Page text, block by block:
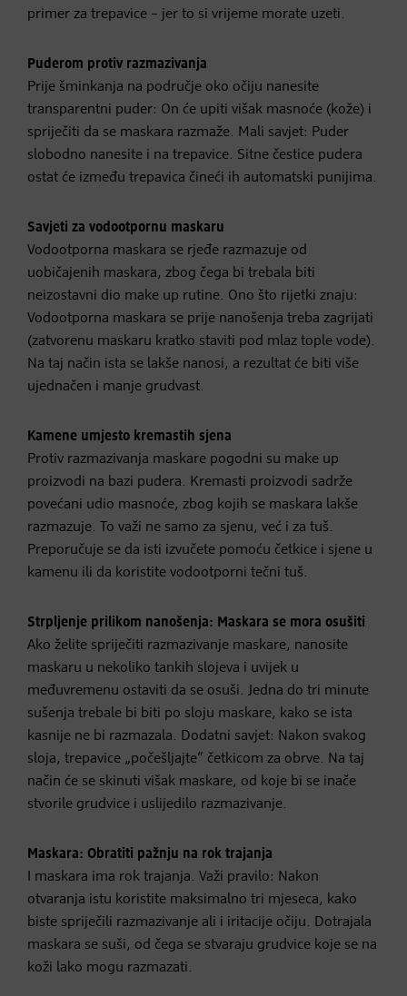
primer za trepavice – jer to si vrijeme morate uzeti.
Puderom protiv razmazivanja
Prije šminkanja na područje oko očiju nanesite
transparentni puder: On će upiti višak masnoće (kože) i
spriječiti da se maskara razmaže. Mali savjet: Puder
slobodno nanesite i na trepavice. Sitne čestice pudera
ostat će između trepavica čineći ih automatski punijima.
Savjeti za vodootpornu maskaru
Vodootporna maskara se rjeđe razmazuje od
uobičajenih maskara, zbog čega bi trebala biti
neizostavni dio make up rutine. Ono što rijetki znaju:
Vodootporna maskara se prije nanošenja treba zagrijati
(zatvorenu maskaru kratko staviti pod mlaz tople vode).
Na taj način ista se lakše nanosi, a rezultat će biti više
ujednačen i manje grudvast.
Kamene umjesto kremastih sjena
Protiv razmazivanja maskare pogodni su make up
proizvodi na bazi pudera. Kremasti proizvodi sadrže
povećani udio masnoće, zbog kojih se maskara lakše
razmazuje. To važi ne samo za sjenu, već i za tuš.
Preporučuje se da isti izvučete pomoću četkice i sjene u
kamenu ili da koristite vodootporni tečni tuš.
Strpljenje prilikom nanošenja: Maskara se mora osušiti
Ako želite spriječiti razmazivanje maskare, nanosite
maskaru u nekoliko tankih slojeva i uvijek u
međuvremenu ostaviti da se osuši. Jedna do tri minute
sušenja trebale bi biti po sloju maskare, kako se ista
kasnije ne bi razmazala. Dodatni savjet: Nakon svakog
sloja, trepavice „počešljajte“ četkicom za obrve. Na taj
način će se skinuti višak maskare, od koje bi se inače
stvorile grudvice i uslijedilo razmazivanje.
Maskara: Obratiti pažnju na rok trajanja
I maskara ima rok trajanja. Važi pravilo: Nakon
otvaranja istu koristite maksimalno tri mjeseca, kako
biste spriječili razmazivanje ali i iritacije očiju. Dotrajala
maskara se suši, od čega se stvaraju grudvice koje se na
koži lako mogu razmazati.